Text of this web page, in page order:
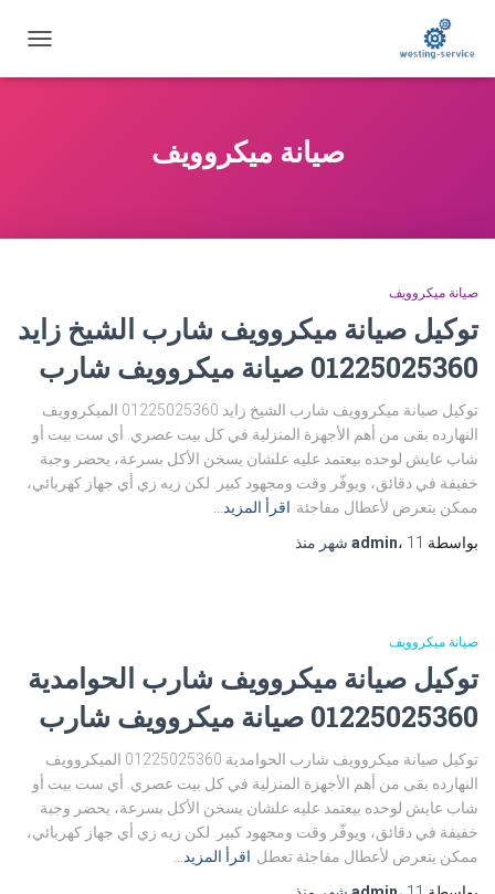
التنقل
صيانة ميكروويف
صيانة ميكروويف
توكيل صيانة ميكروويف شارب الشيخ زايد
01225025360 صيانة ميكروويف شارب
توكيل صيانة ميكروويف شارب الشيخ زايد 01225025360 الميكروويف
النهارده بقى من أهم الأجهزة المنزلية في كل بيت عصري. أي ست بيت أو
شاب عايش لوحده بيعتمد عليه علشان يسخن الأكل بسرعة، يحضر وجبة
خفيفة في دقائق، ويوفّر وقت ومجهود كبير. لكن زيه زي أي جهاز كهربائي،
ممكن يتعرض لأعطال مفاجئة اقرأ المزيد…
بواسطة
admin، 11 شهر منذ
صيانة ميكروويف
توكيل صيانة ميكروويف شارب الحوامدية
01225025360 صيانة ميكروويف شارب
توكيل صيانة ميكروويف شارب الحوامدية 01225025360 الميكروويف
النهارده بقى من أهم الأجهزة المنزلية في كل بيت عصري. أي ست بيت أو
شاب عايش لوحده بيعتمد عليه علشان يسخن الأكل بسرعة، يحضر وجبة
خفيفة في دقائق، ويوفّر وقت ومجهود كبير. لكن زيه زي أي جهاز كهربائي،
ممكن يتعرض لأعطال مفاجئة تعطل اقرأ المزيد…